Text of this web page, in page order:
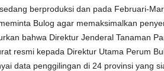
berproduksi dan pada Februari-
Bulog agar memaksimalkan
bahwa Direktur Jenderal Tanaman
resmi kepada Direktur Utama Perum
data penggilingan di 24 provinsi yang